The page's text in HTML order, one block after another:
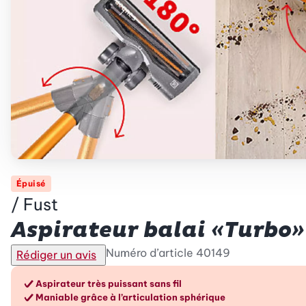
Épuisé
Betty Bossi
/ Fust
Aspirateur balai «Turbo»
Rédiger un avis Numéro d’article 40149
Les avantages en un
Aspirateur très puissant sans fil
Maniable grâce à l’articulation sphérique